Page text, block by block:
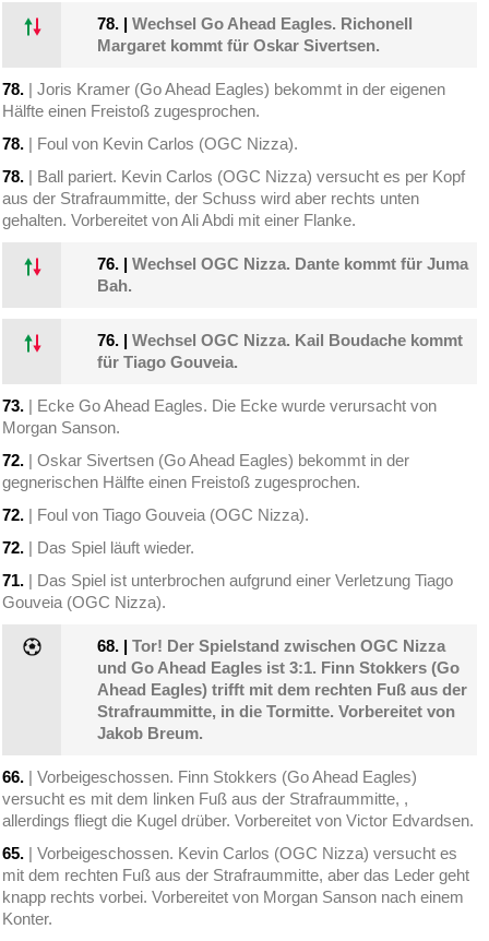
78. |Wechsel Go Ahead Eagles. Richonell
Margaret kommt für Oskar Sivertsen.
78. | Joris Kramer (Go Ahead Eagles) bekommt in der eigenen
Hälfte einen Freistoß zugesprochen.
78. | Foul von Kevin Carlos (OGC Nizza).
78. | Ball pariert. Kevin Carlos (OGC Nizza) versucht es per Kopf
aus der Strafraummitte, der Schuss wird aber rechts unten
gehalten. Vorbereitet von Ali Abdi mit einer Flanke.
76. |Wechsel OGC Nizza. Dante kommt für Juma
Bah.
76. |Wechsel OGC Nizza. Kail Boudache kommt
für Tiago Gouveia.
73. | Ecke Go Ahead Eagles. Die Ecke wurde verursacht von
Morgan Sanson.
72. | Oskar Sivertsen (Go Ahead Eagles) bekommt in der
gegnerischen Hälfte einen Freistoß zugesprochen.
72. | Foul von Tiago Gouveia (OGC Nizza).
72. | Das Spiel läuft wieder.
71. | Das Spiel ist unterbrochen aufgrund einer Verletzung Tiago
Gouveia (OGC Nizza).
68. |Tor! Der Spielstand zwischen OGC Nizza
und Go Ahead Eagles ist 3:1. Finn Stokkers (Go
Ahead Eagles) trifft mit dem rechten Fuß aus der
Strafraummitte, in die Tormitte. Vorbereitet von
Jakob Breum.
66. | Vorbeigeschossen. Finn Stokkers (Go Ahead Eagles)
versucht es mit dem linken Fuß aus der Strafraummitte, ,
allerdings fliegt die Kugel drüber. Vorbereitet von Victor Edvardsen.
65. | Vorbeigeschossen. Kevin Carlos (OGC Nizza) versucht es
mit dem rechten Fuß aus der Strafraummitte, aber das Leder geht
knapp rechts vorbei. Vorbereitet von Morgan Sanson nach einem
Konter.